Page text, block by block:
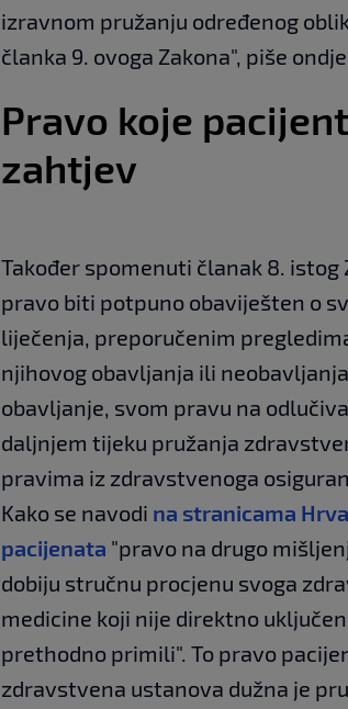
izravnom pružanju određenog
članka 9. ovoga Zakona", piše
Pravo koje
zahtjev
Također spomenuti članak 8. istog
pravo biti potpuno obaviješten o
liječenja, preporučenim
njihovog obavljanja ili
obavljanje, svom pravu na
daljnjem tijeku pružanja
pravima iz zdravstvenoga
Kako se navodi na stranicama
pacijenata "pravo na drugo
dobiju stručnu procjenu svoga
medicine koji nije direktno
prethodno primili". To pravo
zdravstvena ustanova dužna je